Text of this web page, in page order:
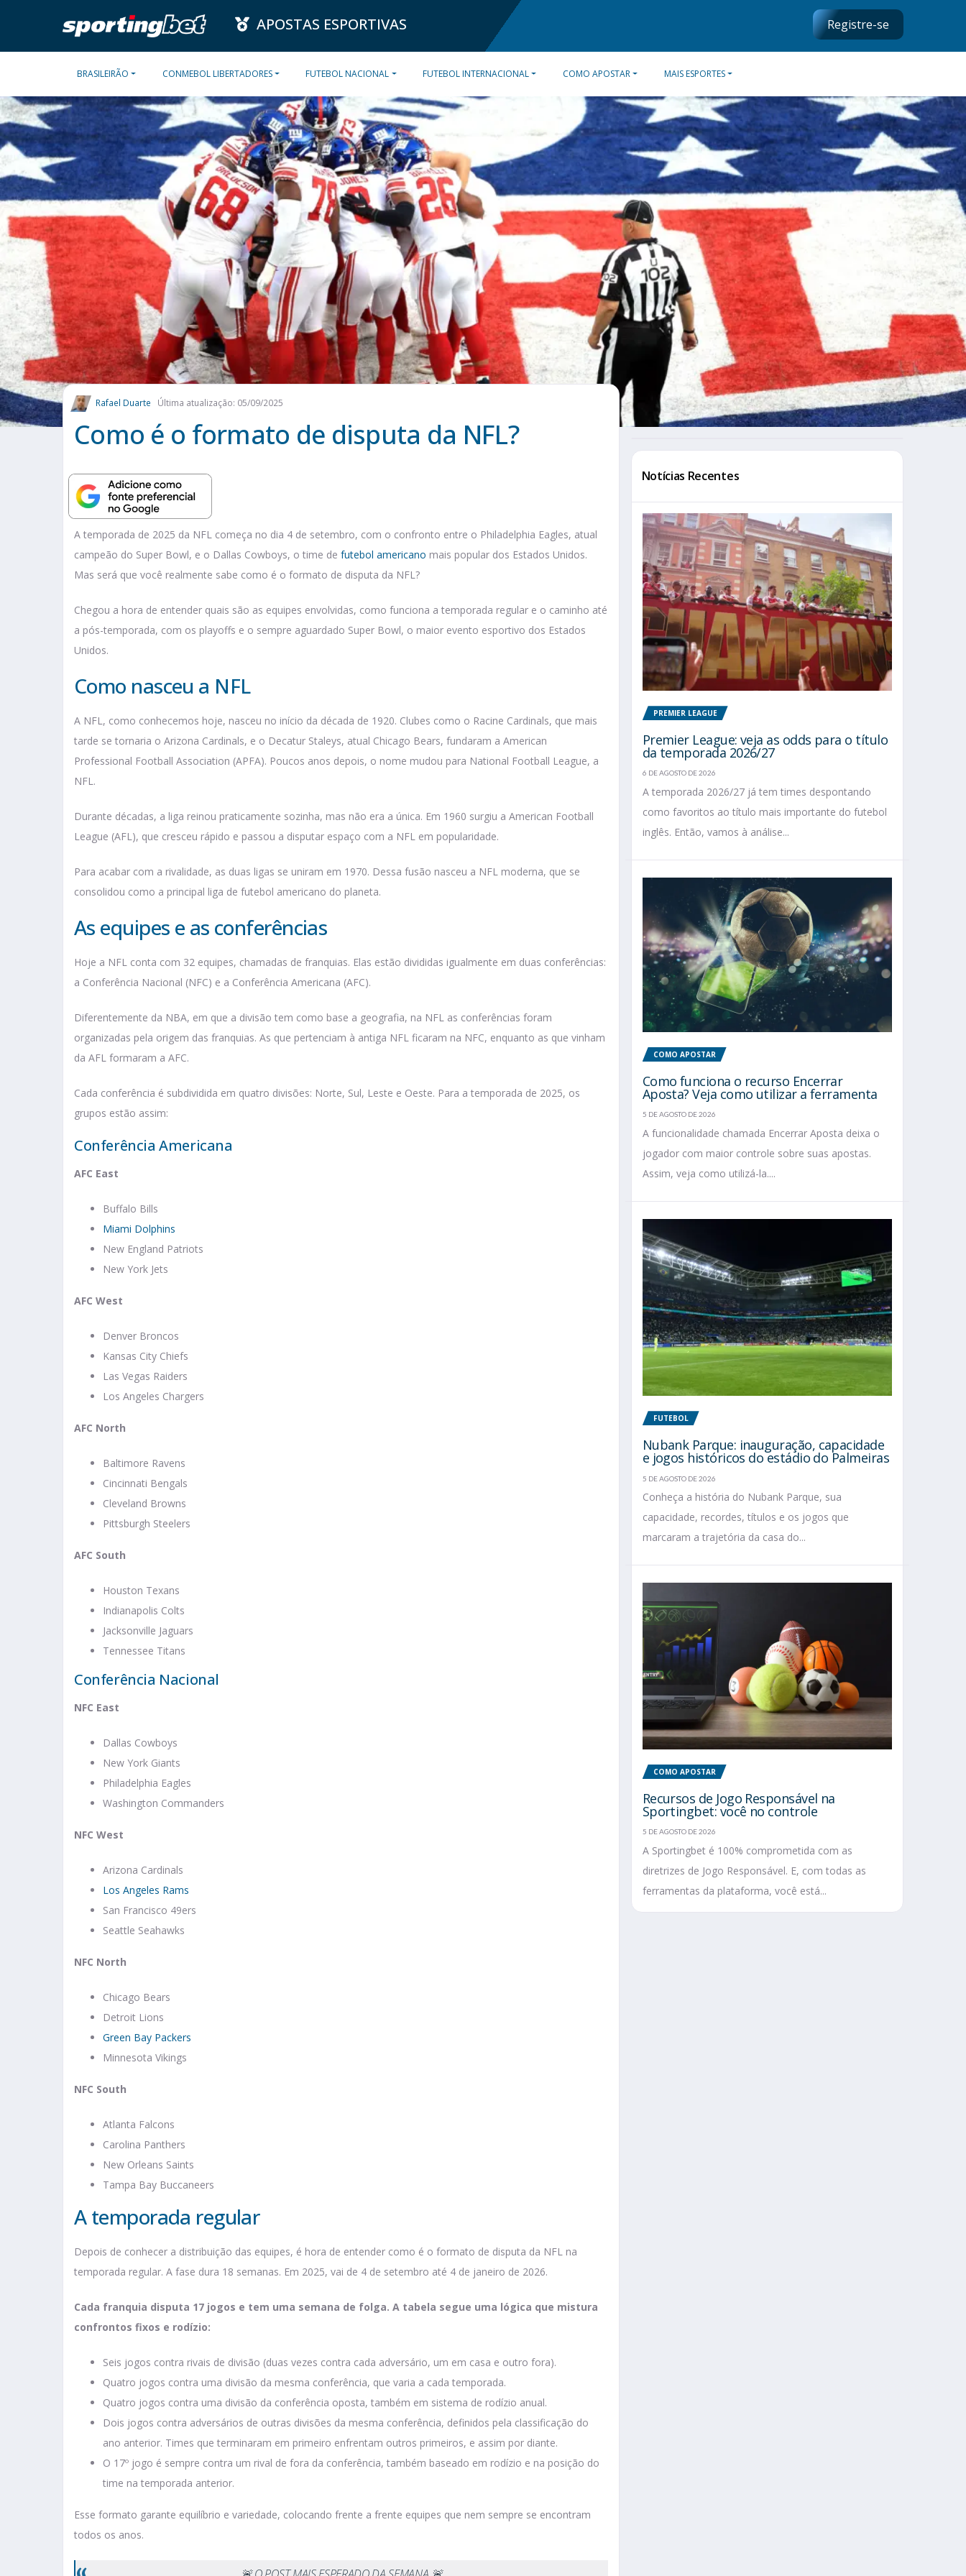
APOSTAS ESPORTIVAS Registre-se
BRASILEIRÃO CONMEBOL LIBERTADORES FUTEBOL NACIONAL FUTEBOL INTERNACIONAL COMO APOSTAR MAIS ESPORTES
Rafael Duarte Última atualização: 05/09/2025
Como é o formato de disputa da NFL?
A temporada de 2025 da NFL começa no dia 4 de setembro, com o confronto entre o Philadelphia Eagles, atual
campeão do Super Bowl, e o Dallas Cowboys, o time de futebol americano mais popular dos Estados Unidos.
Mas será que você realmente sabe como é o formato de disputa da NFL?
Chegou a hora de entender quais são as equipes envolvidas, como funciona a temporada regular e o caminho até
a pós-temporada, com os playoffs e o sempre aguardado Super Bowl, o maior evento esportivo dos Estados
Unidos.
Como nasceu a NFL
A NFL, como conhecemos hoje, nasceu no início da década de 1920. Clubes como o Racine Cardinals, que mais
tarde se tornaria o Arizona Cardinals, e o Decatur Staleys, atual Chicago Bears, fundaram a American
Professional Football Association (APFA). Poucos anos depois, o nome mudou para National Football League, a
NFL.
Durante décadas, a liga reinou praticamente sozinha, mas não era a única. Em 1960 surgiu a American Football
League (AFL), que cresceu rápido e passou a disputar espaço com a NFL em popularidade.
Para acabar com a rivalidade, as duas ligas se uniram em 1970. Dessa fusão nasceu a NFL moderna, que se
consolidou como a principal liga de futebol americano do planeta.
As equipes e as conferências
Hoje a NFL conta com 32 equipes, chamadas de franquias. Elas estão divididas igualmente em duas conferências:
a Conferência Nacional (NFC) e a Conferência Americana (AFC).
Diferentemente da NBA, em que a divisão tem como base a geografia, na NFL as conferências foram
organizadas pela origem das franquias. As que pertenciam à antiga NFL ficaram na NFC, enquanto as que vinham
da AFL formaram a AFC.
Cada conferência é subdividida em quatro divisões: Norte, Sul, Leste e Oeste. Para a temporada de 2025, os
grupos estão assim:
Conferência Americana
AFC East
Buffalo Bills
Miami Dolphins
New England Patriots
New York Jets
AFC West
Denver Broncos
Kansas City Chiefs
Las Vegas Raiders
Los Angeles Chargers
AFC North
Baltimore Ravens
Cincinnati Bengals
Cleveland Browns
Pittsburgh Steelers
AFC South
Houston Texans
Indianapolis Colts
Jacksonville Jaguars
Tennessee Titans
Conferência Nacional
NFC East
Dallas Cowboys
New York Giants
Philadelphia Eagles
Washington Commanders
NFC West
Arizona Cardinals
Los Angeles Rams
San Francisco 49ers
Seattle Seahawks
NFC North
Chicago Bears
Detroit Lions
Green Bay Packers
Minnesota Vikings
NFC South
Atlanta Falcons
Carolina Panthers
New Orleans Saints
Tampa Bay Buccaneers
A temporada regular
Depois de conhecer a distribuição das equipes, é hora de entender como é o formato de disputa da NFL na
temporada regular. A fase dura 18 semanas. Em 2025, vai de 4 de setembro até 4 de janeiro de 2026.
Cada franquia disputa 17 jogos e tem uma semana de folga. A tabela segue uma lógica que mistura
confrontos fixos e rodízio:
Seis jogos contra rivais de divisão (duas vezes contra cada adversário, um em casa e outro fora).
Quatro jogos contra uma divisão da mesma conferência, que varia a cada temporada.
Quatro jogos contra uma divisão da conferência oposta, também em sistema de rodízio anual.
Dois jogos contra adversários de outras divisões da mesma conferência, definidos pela classificação do
ano anterior. Times que terminaram em primeiro enfrentam outros primeiros, e assim por diante.
O 17º jogo é sempre contra um rival de fora da conferência, também baseado em rodízio e na posição do
time na temporada anterior.
Esse formato garante equilíbrio e variedade, colocando frente a frente equipes que nem sempre se encontram
todos os anos.
Notícias Recentes
PREMIER LEAGUE
Premier League: veja as odds para o título
da temporada 2026/27
6 DE AGOSTO DE 2026
A temporada 2026/27 já tem times despontando
como favoritos ao título mais importante do futebol
inglês. Então, vamos à análise...
COMO APOSTAR
Como funciona o recurso Encerrar
Aposta? Veja como utilizar a ferramenta
5 DE AGOSTO DE 2026
A funcionalidade chamada Encerrar Aposta deixa o
jogador com maior controle sobre suas apostas.
Assim, veja como utilizá-la....
FUTEBOL
Nubank Parque: inauguração, capacidade
e jogos históricos do estádio do Palmeiras
5 DE AGOSTO DE 2026
Conheça a história do Nubank Parque, sua
capacidade, recordes, títulos e os jogos que
marcaram a trajetória da casa do...
COMO APOSTAR
Recursos de Jogo Responsável na
Sportingbet: você no controle
5 DE AGOSTO DE 2026
A Sportingbet é 100% comprometida com as
diretrizes de Jogo Responsável. E, com todas as
ferramentas da plataforma, você está...